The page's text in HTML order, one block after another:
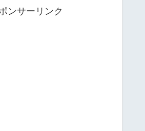
ンサーリンク